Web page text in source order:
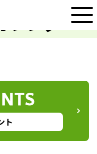
レンダー
ト